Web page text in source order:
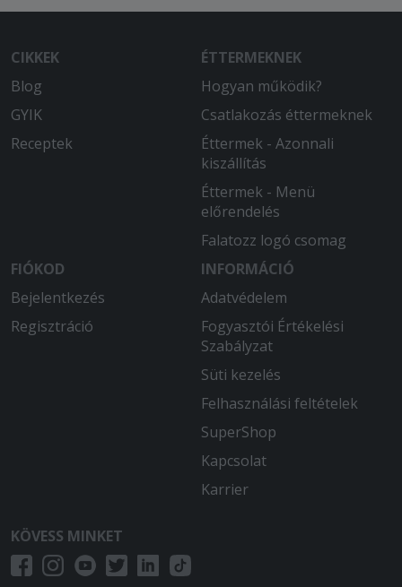
CIKKEK
Blog
GYIK
Receptek
ÉTTERMEKNEK
Hogyan működik?
Csatlakozás éttermeknek
Éttermek - Azonnali
kiszállítás
Éttermek - Menü
előrendelés
Falatozz logó csomag
FIÓKOD
Bejelentkezés
Regisztráció
INFORMÁCIÓ
Adatvédelem
Fogyasztói Értékelési
Szabályzat
Süti kezelés
Felhasználási feltételek
SuperShop
Kapcsolat
Karrier
KÖVESS MINKET